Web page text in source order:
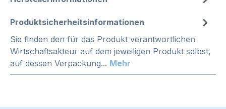
Produktsicherheitsinformationen
Sie finden den für das Produkt verantwortlichen
Wirtschaftsakteur auf dem jeweiligen Produkt selbst,
auf dessen Verpackung... Mehr